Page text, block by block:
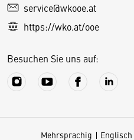
service@wkooe.at
https://wko.at/ooe
Besuchen Sie uns auf:
Mehrsprachig Englisch
e
s
S
e